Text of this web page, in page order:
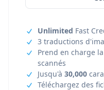
Unlimited Fast
3 traductions
Prend en charge
scannés
Jusqu'à 30,000
Téléchargez des